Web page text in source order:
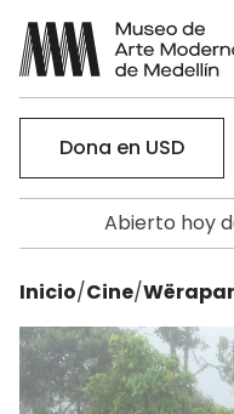
Dona en USD
Abierto hoy
Inicio/Cine/